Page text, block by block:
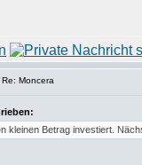
Moncera
kleinen Betrag investiert.